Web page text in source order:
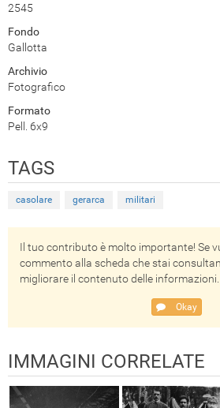
2545
Fondo
Gallotta
Archivio
Fotografico
Formato
Pell. 6x9
TAGS
casolare gerarca militari
Il tuo contributo è molto importante! Se
commento alla scheda che stai
migliorare il contenuto delle informazioni.
Okay
IMMAGINI CORRELATE